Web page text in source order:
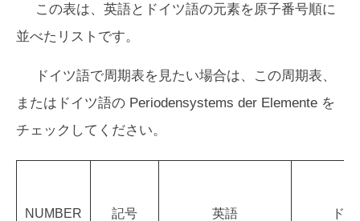
この表は、英語とドイツ語の元素を原子番号順に
並べたリストです。
ドイツ語で周期表を見たい場合は、この周期表、
またはドイツ語の Periodensystems der Elemente を
チェックしてください。
NUMBER 記号 英語 ド